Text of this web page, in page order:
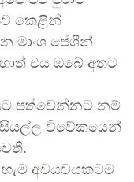
කෙළින්
මාංශ පේශීන්
එය ඔබේ අතට
පත්වෙන්නට නම්
සියල්ල විවේකයෙන්
අවයවයකටම